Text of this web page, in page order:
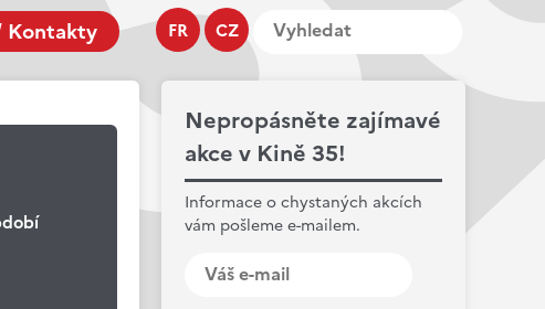
FR CZ
Kontakty
Nepropásněte zajímavé
akce v Kině 35!
Informace o chystaných akcích
vám pošleme e-mailem.